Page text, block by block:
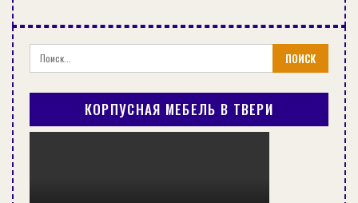
Лестница из бетона и железобетона. Такие
КОРПУСНАЯ МЕБЕЛЬ В ТВЕРИ